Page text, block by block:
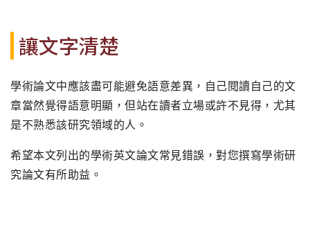
讓文字清楚
學術論文中應該盡可能避免語意差異，自己閱讀自己的文
章當然覺得語意明顯，但站在讀者立場或許不見得，尤其
是不熟悉該研究領域的人。
希望本文列出的學術英文論文常見錯誤，對您撰寫學術研
究論文有所助益。